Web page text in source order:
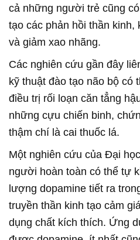
cả những người trẻ cũng
tạo các phản hồi thần kinh,
và giảm xao nhãng.
Các nghiên cứu gần đây
kỹ thuật đào tạo não bộ có
điều trị rối loạn căn tẳng
những cựu chiến binh,
thậm chí là cai thuốc lá.
Một nghiên cứu của Đại
người hoàn toàn có thể tự
lượng dopamine tiết ra
truyền thần kinh tạo cảm
dụng chất kích thích. Ứng